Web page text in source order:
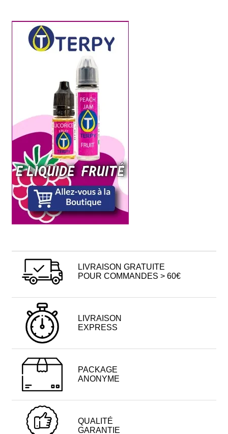
LIVRAISON GRATUITE
POUR COMMANDES > 60€
LIVRAISON
EXPRESS
PACKAGE
ANONYME
QUALITÉ
GARANTIE